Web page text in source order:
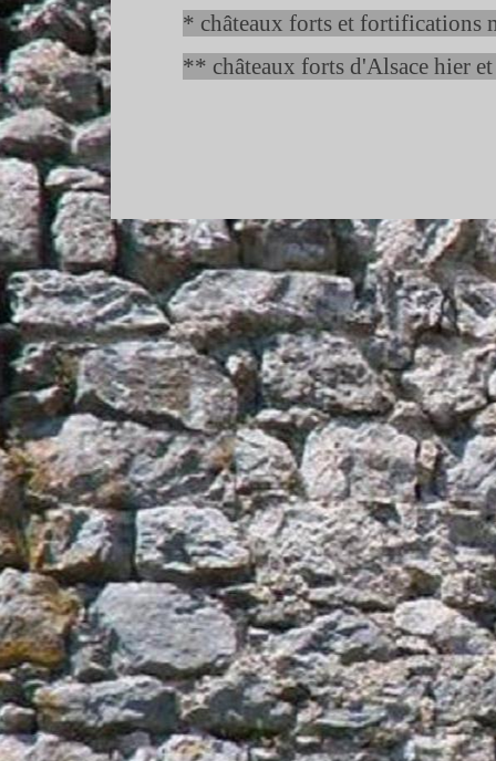
* châteaux forts et fortifications
** châteaux forts d'Alsace hier